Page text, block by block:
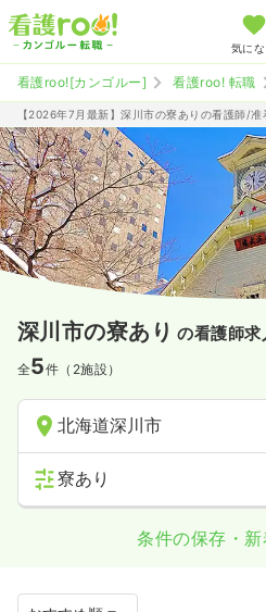
気にな
看護roo![カンゴルー] 看護roo! 転職
【2026年7月最新】深川市の寮ありの看護師/
深川市の寮あり の看護師求
全5件（2施設）
北海道深川市
寮あり
条件の保存・